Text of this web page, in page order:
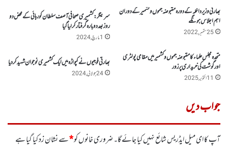
بھارتی وزیر داخلہ کے دورہ مقبوضہ جموں و کشمیر کے دوران
اہم اجلاس ہونگے
25 ستمبر, 2022
سرینگر :کشمیری صحافی آصف سلطان کو رہائی کے محض دو
روز بعد دوبارہ گرفتار کر لیا گیا
1 مارچ, 2024
متحدہ مجلس علماء کا مقبوضہ جموں وکشمیر میں مقامی پولٹری
اور گوشت کی خریداری پر زور
11 اکتوبر, 2025
بھارتی فوجیوں نے کپواڑہ میں ایک کشمیری نوجوان شہید کر دیا
24 جولائی, 2024
جواب دیں
آپ کا ای میل ایڈریس شائع نہیں کیا جائے گا۔ضروری خانوں کو*سے نشان زد کیا گیا ہے